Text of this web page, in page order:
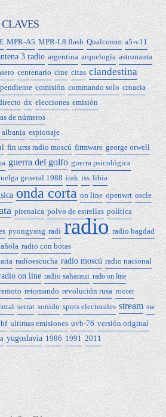
MPR-A5 MPR-L8 flash Qualcomm a5-v11
3 radio argentina arquelogía astronauta
centenario cine citas clandestina
comisión commando solo croacia
dx elecciones emisión
de números
albania espionaje
fin urss radio moscú firmware george orwell
guerra del golfo guerra psicológica
general 1988 irak iss libia
onda corta on line openwrt oscle
pirenaica polvo de estrellas política
pyongyang radi radio radio bagdad
radio con botas
radioescucha radio moscú radio nacional
on line radio saharaui rado on line
retomando revolución rusa rooter
serrat sonido spots electorales stream sw
ultimas emisiones uvb-76 versión original
yugoslavia 1986 1991 2011